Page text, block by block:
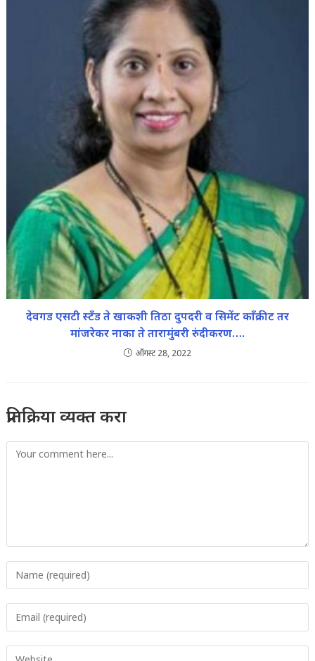
देवगड एसटी स्टँड ते खाकशी तिठा दुपदरी व सिमेंट काँक्रीट तर
मांजरेकर नाका ते तारामुंबरी रुंदीकरण….
ऑगस्ट 28, 2022
प्रतिक्रिया व्यक्त करा
Comment
your
username
to
your
address